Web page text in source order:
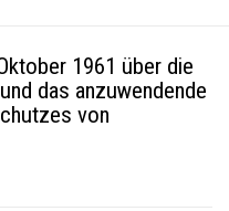
1961 über die
das anzuwendende
von